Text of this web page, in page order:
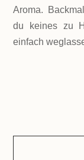
Aroma.
du keines zu
einfach